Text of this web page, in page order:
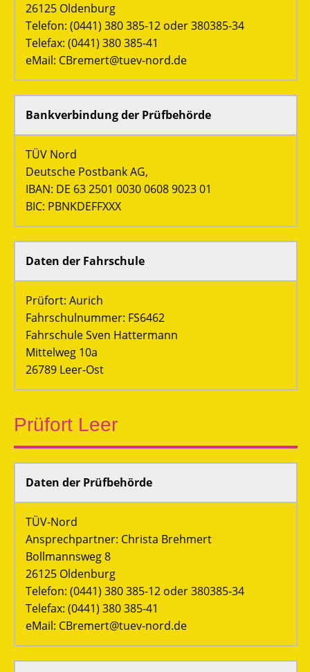
26125 Oldenburg
Telefon: (0441) 380 385-12 oder 380385-34
Telefax: (0441) 380 385-41
eMail: CBremert@tuev-nord.de
Bankverbindung der Prüfbehörde
TÜV Nord
Deutsche Postbank AG,
IBAN: DE 63 2501 0030 0608 9023 01
BIC: PBNKDEFFXXX
Daten der Fahrschule
Prüfort: Aurich
Fahrschulnummer: FS6462
Fahrschule Sven Hattermann
Mittelweg 10a
26789 Leer-Ost
Prüfort Leer
Daten der Prüfbehörde
TÜV-Nord
Ansprechpartner: Christa Brehmert
Bollmannsweg 8
26125 Oldenburg
Telefon: (0441) 380 385-12 oder 380385-34
Telefax: (0441) 380 385-41
eMail: CBremert@tuev-nord.de